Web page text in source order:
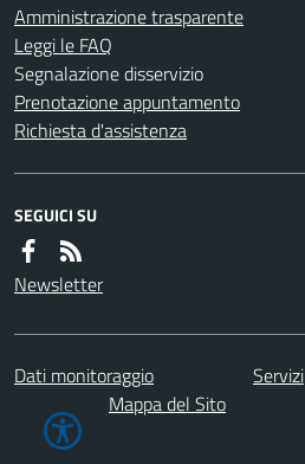
Amministrazione trasparente
Leggi le FAQ
Segnalazione disservizio
Prenotazione appuntamento
Richiesta d'assistenza
SEGUICI SU
Newsletter
Dati monitoraggio Servizi
Mappa del Sito